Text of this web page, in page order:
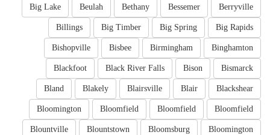
Berryville
Bessemer
Bethany
Beulah
Big Lake
Big Rapids
Big Spring
Big Timber
Billings
Binghamton
Birmingham
Bisbee
Bishopville
Bismarck
Bison
Black River Falls
Blackfoot
Blackshear
Blair
Blairsville
Blakely
Bland
Bloomfield
Bloomfield
Bloomfield
Bloomington
Bloomington
Bloomsburg
Blountstown
Blountville